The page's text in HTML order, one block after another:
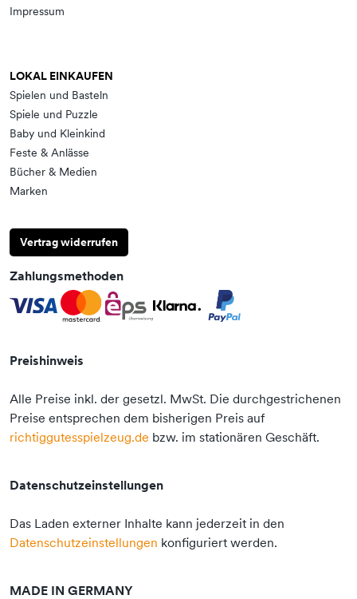
Impressum
LOKAL EINKAUFEN
Spielen und Basteln
Spiele und Puzzle
Baby und Kleinkind
Feste & Anlässe
Bücher & Medien
Marken
Vertrag widerrufen
Zahlungsmethoden
Preishinweis
Alle Preise inkl. der gesetzl. MwSt. Die durchgestrichenen
Preise entsprechen dem bisherigen Preis auf
richtiggutesspielzeug.de bzw. im stationären Geschäft.
Datenschutzeinstellungen
Das Laden externer Inhalte kann jederzeit in den
Datenschutzeinstellungen konfiguriert werden.
MADE IN GERMANY